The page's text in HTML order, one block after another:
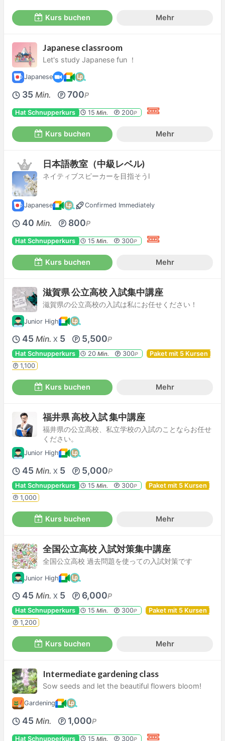
Kurs buchen Mehr
Japanese classroom
Let's study Japanese fun ！
Japanese
35 Min. 700P
Hat Schnupperkurs 15 Min. 200P
Kurs buchen Mehr
日本語教室（中級レベル)
ネイティブスピーカーを目指そうl
Japanese Confirmed Immediately
40 Min. 800P
Hat Schnupperkurs 15 Min. 300P
Kurs buchen Mehr
滋賀県 公立高校 入試集中講座
滋賀県の公立高校の入試は私にお任せください！
Junior High
45 Min. X 5 5,500P
Hat Schnupperkurs 20 Min. 300P
Paket mit 5 Kursen
1,100
Kurs buchen Mehr
福井県 高校入試 集中講座
福井県の公立高校、私立学校の入試のことならお任せ
ください。
Junior High
45 Min. X 5 5,000P
Hat Schnupperkurs 15 Min. 300P
Paket mit 5 Kursen
1,000
Kurs buchen Mehr
全国公立高校 入試対策集中講座
全国公立高校 過去問題を使っての入試対策です
Junior High
45 Min. X 5 6,000P
Hat Schnupperkurs 15 Min. 300P
Paket mit 5 Kursen
1,200
Kurs buchen Mehr
Intermediate gardening class
Sow seeds and let the beautiful flowers bloom!
Gardening
45 Min. 1,000P
Hat Schnupperkurs 15 Min. 300P